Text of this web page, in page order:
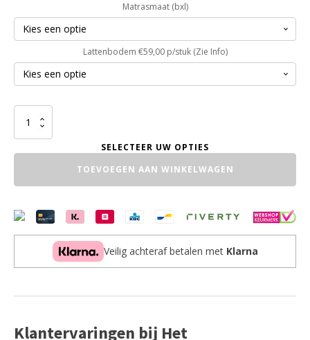
Matrasmaat (bxl)
Lattenbodem €59,00 p/stuk (Zie Info)
Hoogslaper
persoons
TOEVOEGEN AAN WINKELWAGEN
Veilig achteraf betalen met Klarna
Klantervaringen bij Het